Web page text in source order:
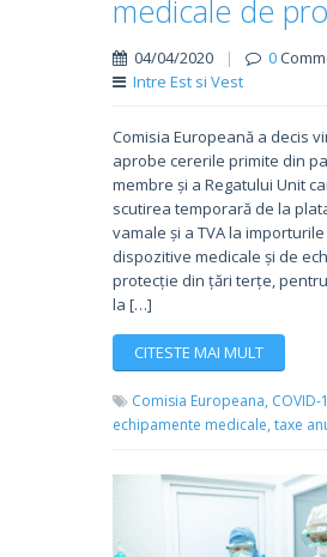
medicale de
04/04/2020 | 0
Intre Est si Vest
Comisia Europeană a decis
aprobe cererile primite din
membre și a Regatului Unit
scutirea temporară de la
vamale și a TVA la
dispozitive medicale și de
protecție din țări terțe,
la […]
CITESTE MAI MULT
Comisia Europeana, COVID-
echipamente medicale, taxe